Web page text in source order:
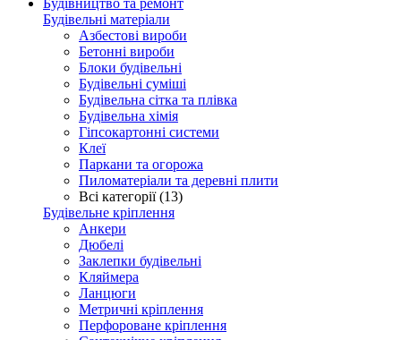
Будівництво та ремонт
Будівельні матеріали
Азбестові вироби
Бетонні вироби
Блоки будівельні
Будівельні суміші
Будівельна сітка та плівка
Будівельна хімія
Гіпсокартонні системи
Клеї
Паркани та огорожа
Пиломатеріали та деревні плити
Всі категорії (13)
Будівельне кріплення
Анкери
Дюбелі
Заклепки будівельні
Кляймера
Ланцюги
Метричні кріплення
Перфороване кріплення